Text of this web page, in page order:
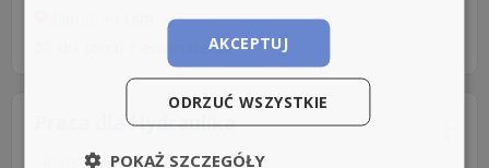
erecruiter.pl
Praca dla Hydraulika
Rodzaj pracy: Stała
AKCEPTUJ
ODRZUĆ WSZYSTKIE
POKAŻ SZCZEGÓŁY